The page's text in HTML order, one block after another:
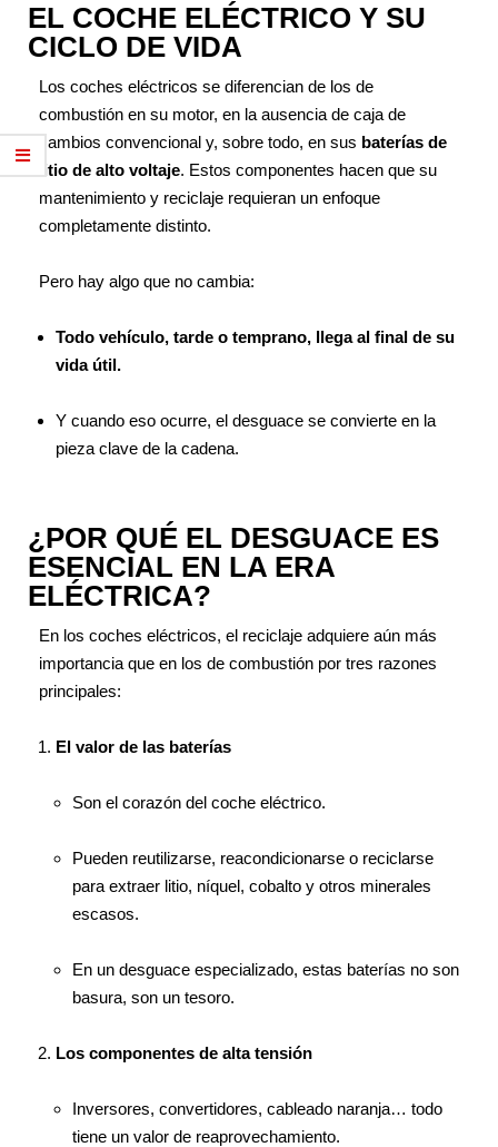
EL COCHE ELÉCTRICO Y SU
CICLO DE VIDA
Los coches eléctricos se diferencian de los de
combustión en su motor, en la ausencia de caja de
cambios convencional y, sobre todo, en sus baterías de
litio de alto voltaje. Estos componentes hacen que su
mantenimiento y reciclaje requieran un enfoque
completamente distinto.
Pero hay algo que no cambia:
Todo vehículo, tarde o temprano, llega al final de su
vida útil.
Y cuando eso ocurre, el desguace se convierte en la
pieza clave de la cadena.
¿POR QUÉ EL DESGUACE ES
ESENCIAL EN LA ERA
ELÉCTRICA?
En los coches eléctricos, el reciclaje adquiere aún más
importancia que en los de combustión por tres razones
principales:
El valor de las baterías
Son el corazón del coche eléctrico.
Pueden reutilizarse, reacondicionarse o reciclarse
para extraer litio, níquel, cobalto y otros minerales
escasos.
En un desguace especializado, estas baterías no son
basura, son un tesoro.
Los componentes de alta tensión
Inversores, convertidores, cableado naranja… todo
tiene un valor de reaprovechamiento.